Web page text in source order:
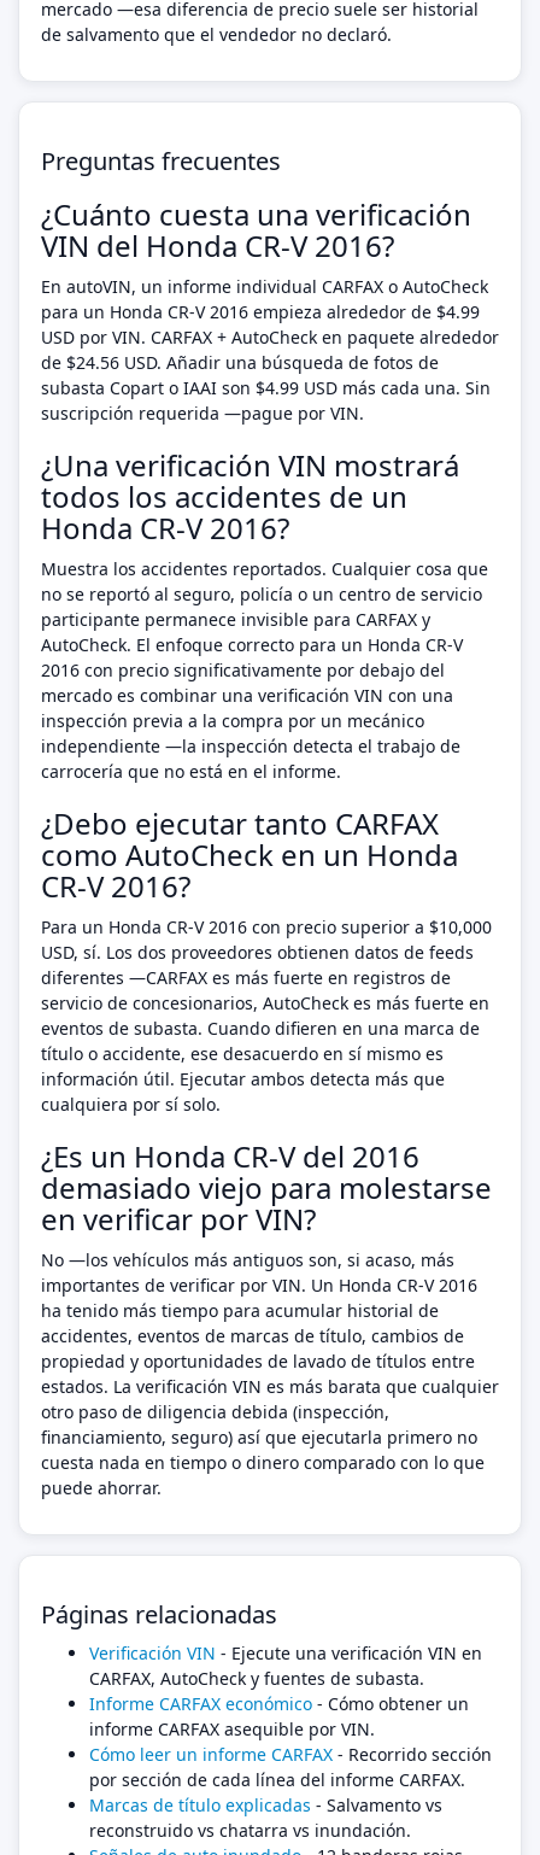
mercado —esa diferencia de precio suele ser historial
de salvamento que el vendedor no declaró.
Preguntas frecuentes
¿Cuánto cuesta una verificación
VIN del Honda CR-V 2016?
En autoVIN, un informe individual CARFAX o AutoCheck
para un Honda CR-V 2016 empieza alrededor de $4.99
USD por VIN. CARFAX + AutoCheck en paquete alrededor
de $24.56 USD. Añadir una búsqueda de fotos de
subasta Copart o IAAI son $4.99 USD más cada una. Sin
suscripción requerida —pague por VIN.
¿Una verificación VIN mostrará
todos los accidentes de un
Honda CR-V 2016?
Muestra los accidentes reportados. Cualquier cosa que
no se reportó al seguro, policía o un centro de servicio
participante permanece invisible para CARFAX y
AutoCheck. El enfoque correcto para un Honda CR-V
2016 con precio significativamente por debajo del
mercado es combinar una verificación VIN con una
inspección previa a la compra por un mecánico
independiente —la inspección detecta el trabajo de
carrocería que no está en el informe.
¿Debo ejecutar tanto CARFAX
como AutoCheck en un Honda
CR-V 2016?
Para un Honda CR-V 2016 con precio superior a $10,000
USD, sí. Los dos proveedores obtienen datos de feeds
diferentes —CARFAX es más fuerte en registros de
servicio de concesionarios, AutoCheck es más fuerte en
eventos de subasta. Cuando difieren en una marca de
título o accidente, ese desacuerdo en sí mismo es
información útil. Ejecutar ambos detecta más que
cualquiera por sí solo.
¿Es un Honda CR-V del 2016
demasiado viejo para molestarse
en verificar por VIN?
No —los vehículos más antiguos son, si acaso, más
importantes de verificar por VIN. Un Honda CR-V 2016
ha tenido más tiempo para acumular historial de
accidentes, eventos de marcas de título, cambios de
propiedad y oportunidades de lavado de títulos entre
estados. La verificación VIN es más barata que cualquier
otro paso de diligencia debida (inspección,
financiamiento, seguro) así que ejecutarla primero no
cuesta nada en tiempo o dinero comparado con lo que
puede ahorrar.
Páginas relacionadas
Verificación VIN - Ejecute una verificación VIN en
CARFAX, AutoCheck y fuentes de subasta.
Informe CARFAX económico - Cómo obtener un
informe CARFAX asequible por VIN.
Cómo leer un informe CARFAX - Recorrido sección
por sección de cada línea del informe CARFAX.
Marcas de título explicadas - Salvamento vs
reconstruido vs chatarra vs inundación.